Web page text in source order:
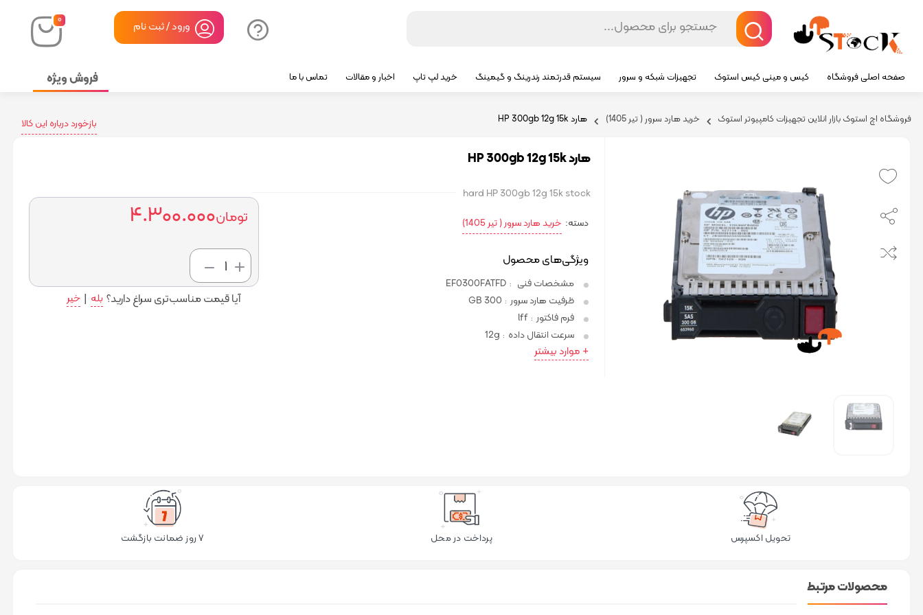
۰ ورود / ثبت نام
صفحه اصلی فروشگاه کیس و مینی کیس استوک تجهیزات شبکه و سرور سیستم قدرتمند رندرینگ و گیمینگ خرید لپ تاپ اخبار و مقالات تماس با ما فروش ویژه
فروشگاه اچ استوک بازار انلاین تجهیزات کامپیوتر استوک خرید هارد سرور ( تیر 1405) هارد HP 300gb 12g 15k بازخورد درباره این کالا
هارد HP 300gb 12g 15k
hard HP 300gb 12g 15k stock
دسته: خرید هارد سرور ( تیر 1405)
ویژگی‌های محصول
مشخصات فنی :
EF0300FATFD
ظرفیت هارد سرور :
300 GB
فرم فاکتور :
lff
سرعت انتقال داده :
12g
+ موارد بیشتر
تومان۴.۳۰۰.۰۰۰
به سبد
خرید
آیا قیمت مناسب‌تری سراغ دارید؟ بله | خیر
تحویل اکسپرس پرداخت در محل ۷ روز ضمانت بازگشت
محصولات مرتبط